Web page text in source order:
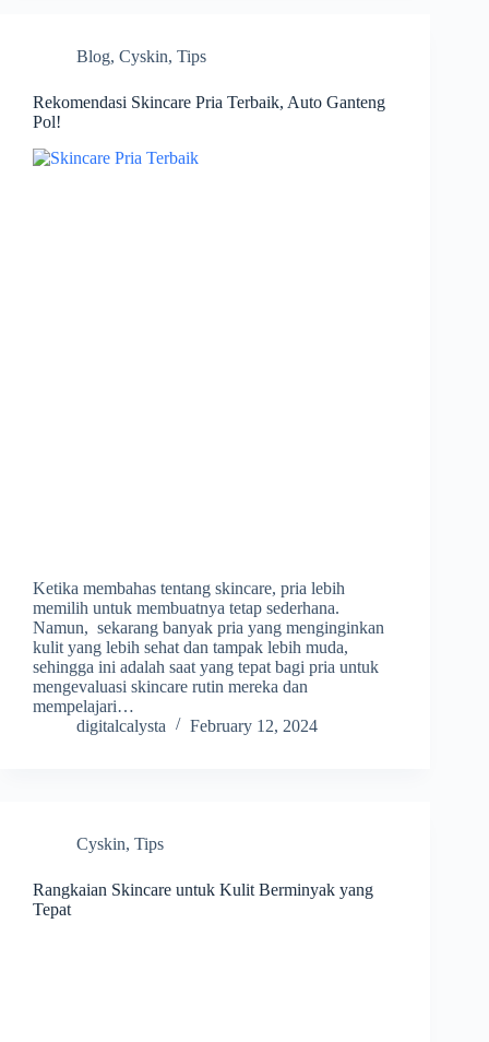
Blog, Cyskin, Tips
Rekomendasi Skincare Pria Terbaik, Auto Ganteng
Pol!
Ketika membahas tentang skincare, pria lebih
memilih untuk membuatnya tetap sederhana.
Namun, sekarang banyak pria yang menginginkan
kulit yang lebih sehat dan tampak lebih muda,
sehingga ini adalah saat yang tepat bagi pria untuk
mengevaluasi skincare rutin mereka dan
mempelajari…
digitalcalysta
February 12, 2024
Cyskin, Tips
Rangkaian Skincare untuk Kulit Berminyak yang
Tepat